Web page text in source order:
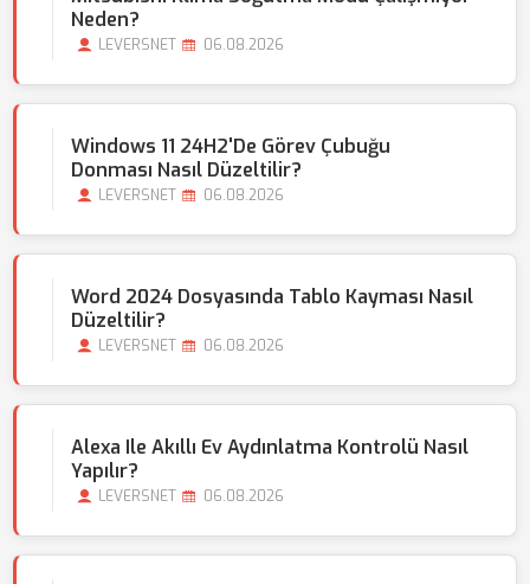
Neden?
LEVERSNET 06.08.2026
Windows 11 24H2'de Görev Çubuğu
Donması Nasıl Düzeltilir?
LEVERSNET 06.08.2026
Word 2024 Dosyasında Tablo Kayması Nasıl
Düzeltilir?
LEVERSNET 06.08.2026
Alexa Ile Akıllı Ev Aydınlatma Kontrolü Nasıl
Yapılır?
LEVERSNET 06.08.2026